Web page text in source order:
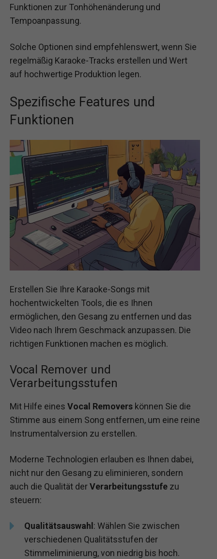
Funktionen zur Tonhöhenänderung und
Tempoanpassung.
Solche Optionen sind empfehlenswert, wenn Sie
regelmäßig Karaoke-Tracks erstellen und Wert
auf hochwertige Produktion legen.
Spezifische Features und
Funktionen
Erstellen Sie Ihre Karaoke-Songs mit
hochentwickelten Tools, die es Ihnen
ermöglichen, den Gesang zu entfernen und das
Video nach Ihrem Geschmack anzupassen. Die
richtigen Funktionen machen es möglich.
Vocal Remover und
Verarbeitungsstufen
Mit Hilfe eines Vocal Removers können Sie die
Stimme aus einem Song entfernen, um eine reine
Instrumentalversion zu erstellen.
Moderne Technologien erlauben es Ihnen dabei,
nicht nur den Gesang zu eliminieren, sondern
auch die Qualität derVerarbeitungsstufe zu
steuern:
Qualitätsauswahl : Wählen Sie zwischen
verschiedenen Qualitätsstufen der
Stimmeliminierung, von niedrig bis hoch.